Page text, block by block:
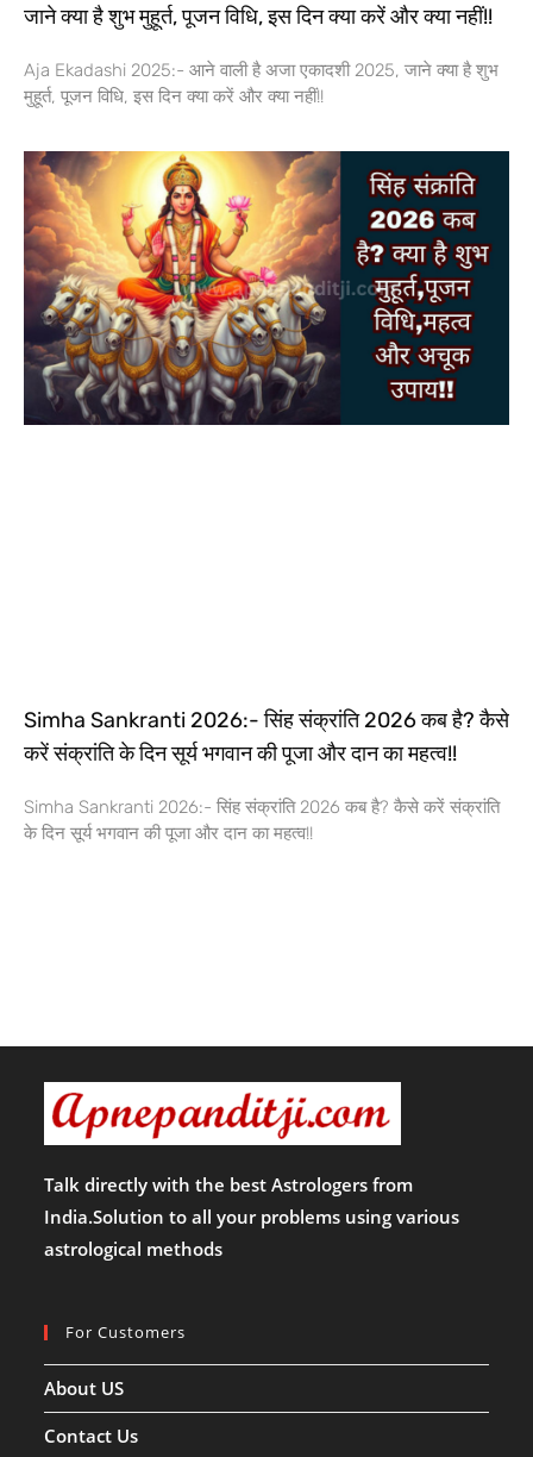
जाने क्या है शुभ मुहूर्त, पूजन विधि, इस दिन क्या करें और क्या नहीं!!
Aja Ekadashi 2025:- आने वाली है अजा एकादशी 2025, जाने क्या है शुभ
मुहूर्त, पूजन विधि, इस दिन क्या करें और क्या नहीं!!
Simha Sankranti 2026:- सिंह संक्रांति 2026 कब है? कैसे
करें संक्रांति के दिन सूर्य भगवान की पूजा और दान का महत्व!!
Simha Sankranti 2026:- सिंह संक्रांति 2026 कब है? कैसे करें संक्रांति
के दिन सूर्य भगवान की पूजा और दान का महत्व!!
Talk directly with the best Astrologers from
India.Solution to all your problems using various
astrological methods
For Customers
About US
Contact Us